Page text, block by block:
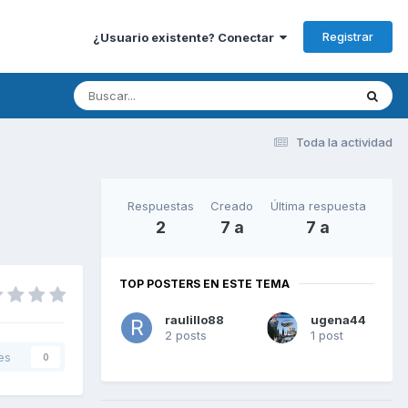
¿Usuario existente? Conectar Registrar
Toda la actividad
0
Respuestas
2
Creado
7 a
Última respuesta
7 a
TOP POSTERS EN ESTE TEMA
raulillo88
2 posts
ugena44
1 post